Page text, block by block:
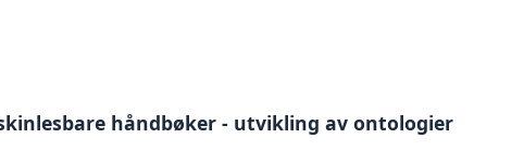
håndbøker - utvikling av ontologier